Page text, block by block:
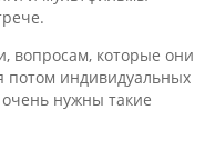
вопросам, которые они
потом индивидуальных
нужны такие